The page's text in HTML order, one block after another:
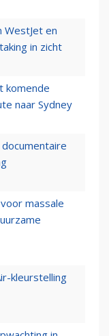
WestJet en
in zicht
komende
naar Sydney
massale
kleurstelling